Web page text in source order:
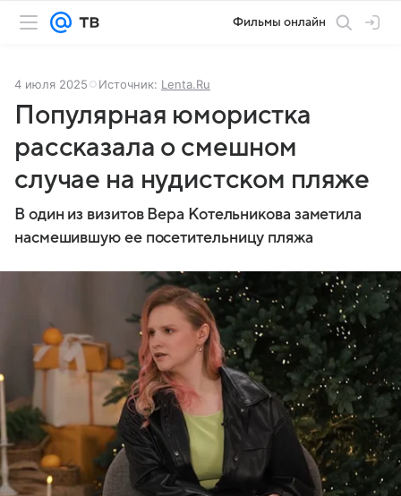
Фильмы онлайн
4 июля 2025 Источник: Lenta.Ru
Популярная юмористка
рассказала о смешном
случае на нудистском пляже
В один из визитов Вера Котельникова заметила
насмешившую ее посетительницу пляжа